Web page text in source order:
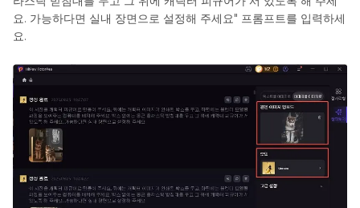
요. 가능하다면 실내 장면으로 설정해 주세요" 프롬프트를 입력하세
요.